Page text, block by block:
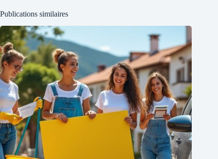
Publications similaires